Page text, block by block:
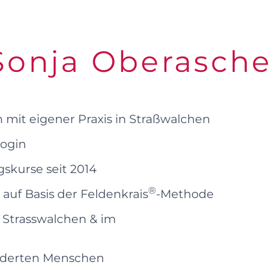
mit eigener Praxis in Straßwalchen
seit 2014
Basis der Feldenkrais®-Methode
& im
Menschen